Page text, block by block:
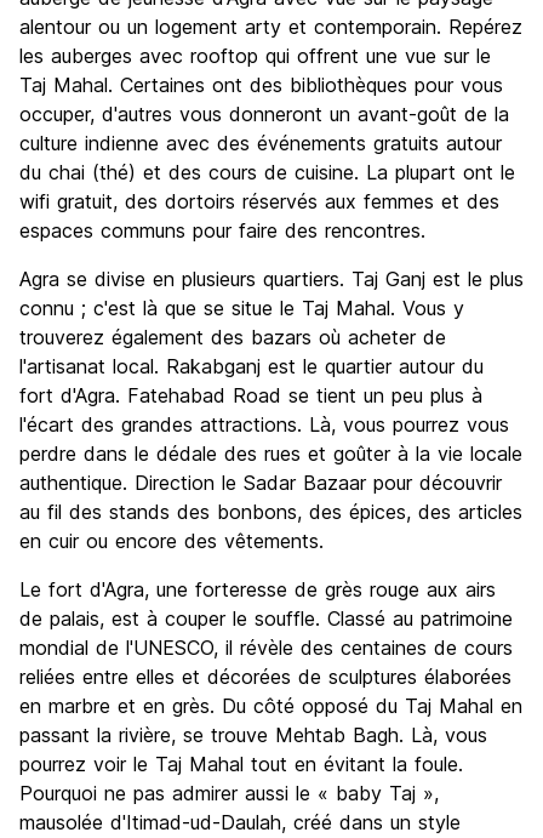
alentour ou un logement arty et contemporain. Repérez
les auberges avec rooftop qui offrent une vue sur le
Taj Mahal. Certaines ont des bibliothèques pour vous
occuper, d'autres vous donneront un avant-goût de la
culture indienne avec des événements gratuits autour
du chai (thé) et des cours de cuisine. La plupart ont le
wifi gratuit, des dortoirs réservés aux femmes et des
espaces communs pour faire des rencontres.
Agra se divise en plusieurs quartiers. Taj Ganj est le plus
connu ; c'est là que se situe le Taj Mahal. Vous y
trouverez également des bazars où acheter de
l'artisanat local. Rakabganj est le quartier autour du
fort d'Agra. Fatehabad Road se tient un peu plus à
l'écart des grandes attractions. Là, vous pourrez vous
perdre dans le dédale des rues et goûter à la vie locale
authentique. Direction le Sadar Bazaar pour découvrir
au fil des stands des bonbons, des épices, des articles
en cuir ou encore des vêtements.
Le fort d'Agra, une forteresse de grès rouge aux airs
de palais, est à couper le souffle. Classé au patrimoine
mondial de l'UNESCO, il révèle des centaines de cours
reliées entre elles et décorées de sculptures élaborées
en marbre et en grès. Du côté opposé du Taj Mahal en
passant la rivière, se trouve Mehtab Bagh. Là, vous
pourrez voir le Taj Mahal tout en évitant la foule.
Pourquoi ne pas admirer aussi le « baby Taj »,
mausolée d'Itimad-ud-Daulah, créé dans un style